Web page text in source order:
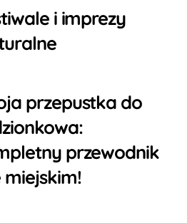
i imprezy
przepustka do
przewodnik